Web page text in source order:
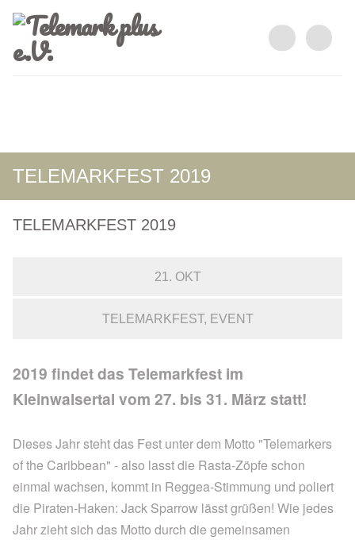
TELEMARKFEST 2019
TELEMARKFEST 2019
21. OKT
TELEMARKFEST EVENT
2019 findet das Telemarkfest im
Kleinwalsertal vom 27. bis 31. März statt!
Dieses Jahr steht das Fest unter dem Motto "Telemarkers
of the Caribbean" - also lasst die Rasta-Zöpfe schon
einmal wachsen, kommt in Reggea-Stimmung und poliert
die Piraten-Haken: Jack Sparrow lässt grüßen! Wie jedes
Jahr zieht sich das Motto durch die gemeinsamen